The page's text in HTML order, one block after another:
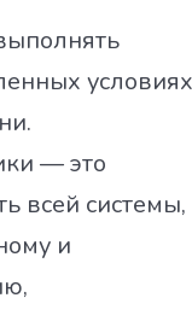
условиях
— это
всей системы,
и